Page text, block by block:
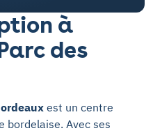
à
des
est un centre
bordelaise. Avec ses